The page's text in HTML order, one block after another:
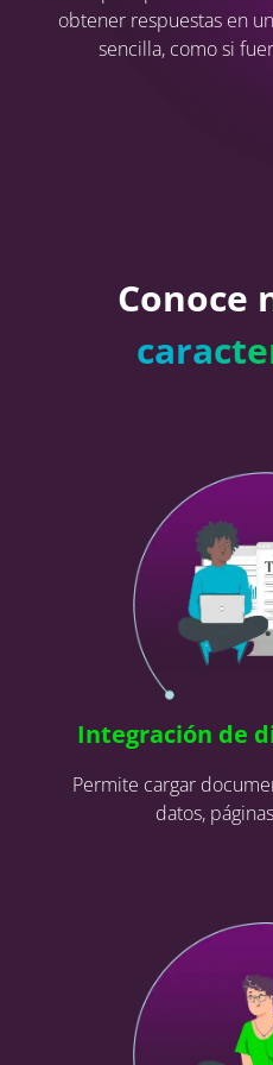
obtener respuestas en
sencilla, como si
Conoce
Integración de
Permite cargar
datos,